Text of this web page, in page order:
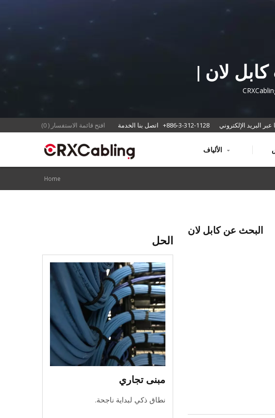
ابحث عن حلول الكابلات كابل لان |
افتح قائمة الاستفسار (
) +886-3-312-1128
الألياف
Home
الحل
مبنى تجاري
نطاق ذكي لبداية ناجحة.
البحث عن كابل لان